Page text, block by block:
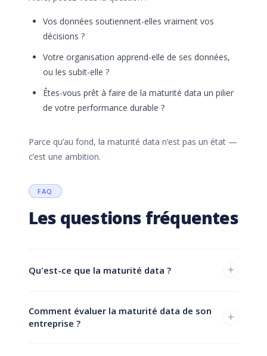
Vos données soutiennent-elles vraiment vos
décisions ?
Votre organisation apprend-elle de ses données,
ou les subit-elle ?
Êtes-vous prêt à faire de la maturité data un pilier
de votre performance durable ?
Parce qu’au fond, la maturité data n’est pas un état —
c’est une ambition.
FAQ
Les questions fréquentes
Qu'est-ce que la maturité data ? +
Comment évaluer la maturité data de son
entreprise ?
+